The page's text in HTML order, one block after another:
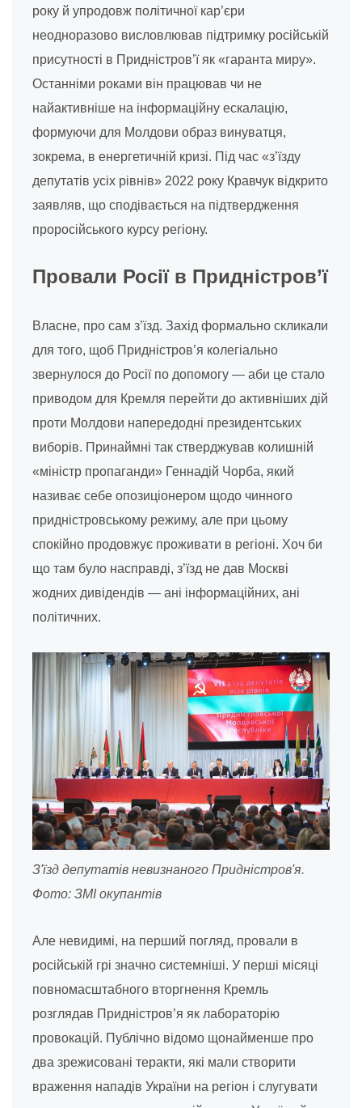
року й упродовж політичної кар’єри
неодноразово висловлював підтримку російській
присутності в Придністров’ї як «гаранта миру».
Останніми роками він працював чи не
найактивніше на інформаційну ескалацію,
формуючи для Молдови образ винуватця,
зокрема, в енергетичній кризі. Під час «з’їзду
депутатів усіх рівнів» 2022 року Кравчук відкрито
заявляв, що сподівається на підтвердження
проросійського курсу регіону.
Провали Росії в Придністров’ї
Власне, про сам з’їзд. Захід формально скликали
для того, щоб Придністров’я колегіально
звернулося до Росії по допомогу — аби це стало
приводом для Кремля перейти до активніших дій
проти Молдови напередодні президентських
виборів. Принаймні так стверджував колишній
«міністр пропаганди» Геннадій Чорба, який
називає себе опозиціонером щодо чинного
придністровському режиму, але при цьому
спокійно продовжує проживати в регіоні. Хоч би
що там було насправді, з’їзд не дав Москві
жодних дивідендів — ані інформаційних, ані
політичних.
З'їзд депутатів невизнаного Придністров'я.
Фото: ЗМІ окупантів
Але невидимі, на перший погляд, провали в
російській грі значно системніші. У перші місяці
повномасштабного вторгнення Кремль
розглядав Придністров’я як лабораторію
провокацій. Публічно відомо щонайменше про
два зрежисовані теракти, які мали створити
враження нападів України на регіон і слугувати